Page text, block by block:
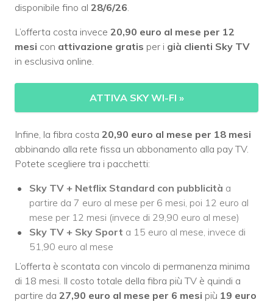
disponibile fino al 28/6/26
L’offerta costa invece 20,90 euro al mese per 12
mesi con attivazione gratis per i già clienti Sky TV
in esclusiva online.
ATTIVA SKY WI-FI »
Infine, la fibra costa 20,90 euro al mese per 18 mesi
abbinando alla rete fissa un abbonamento alla pay TV.
Potete scegliere tra i pacchetti:
Sky TV + Netflix Standard con pubblicità a
partire da 7 euro al mese per 6 mesi, poi 12 euro al
mese per 12 mesi (invece di 29,90 euro al mese)
Sky TV + Sky Sport a 15 euro al mese, invece di
51,90 euro al mese
L’offerta è scontata con vincolo di permanenza minima
di 18 mesi. Il costo totale della fibra più TV è quindi a
partire da 27,90 euro al mese per 6 mesi più 19 euro